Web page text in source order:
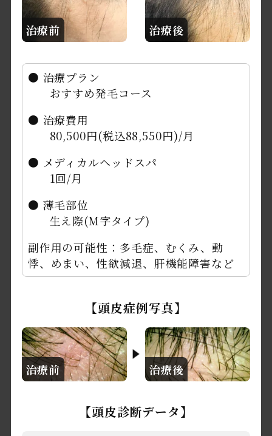
治療前 治療後
● 治療プラン
おすすめ発毛コース
● 治療費用
80,500円(税込88,550円)/月
● メディカルヘッドスパ
1回/月
● 薄毛部位
生え際(M字タイプ)
副作用の可能性：多毛症、むくみ、動
悸、めまい、性欲減退、肝機能障害など
【頭皮症例写真】
治療前 治療後
【頭皮診断データ】